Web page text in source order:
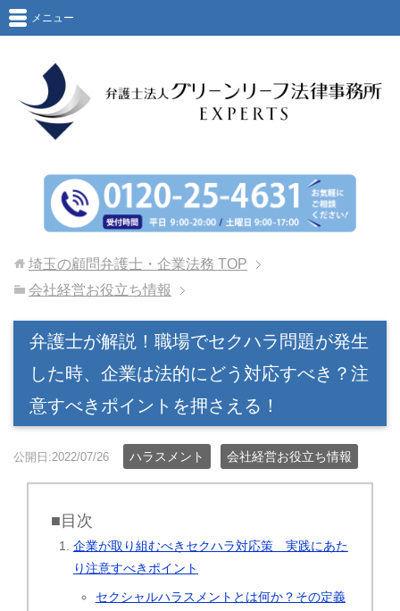
メニュー
埼玉の顧問弁護士・企業法務 TOP
会社経営お役立ち情報
弁護士が解説！職場でセクハラ問題が発生
した時、企業は法的にどう対応すべき？注
意すべきポイントを押さえる！
公開日:2022/07/26 ハラスメント 会社経営お役立ち情報
■目次
企業が取り組むべきセクハラ対応策 実践にあた
り注意すべきポイント
セクシャルハラスメントとは何か？その定義